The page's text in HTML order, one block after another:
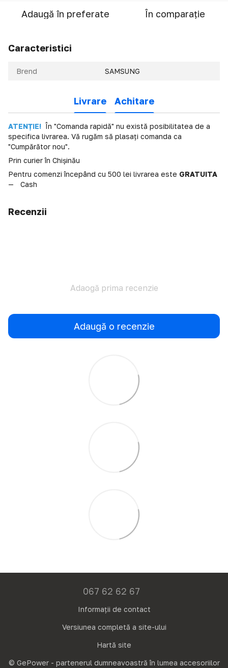
Adaugă în preferate În comparație
Caracteristici
Brend SAMSUNG
Livrare Achitare
ATENȚIE! În "Comanda rapidă" nu există posibilitatea de a
specifica livrarea. Vă rugăm să plasați comanda ca
"Cumpărător nou".
Prin curier în Chișinău
Pentru comenzi începând cu 500 lei livrarea este GRATUITA
Cash
Recenzii
Adaogă prima recenzie
Adaugă o recenzie
067 62 62 67
Informații de contact
Versiunea completă a site-ului
Hartă site
© GePower - partenerul dumneavoastră în lumea accesoriilor